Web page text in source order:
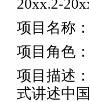
20xx.2-
项目名称
项目角色
项目描述
式讲述中